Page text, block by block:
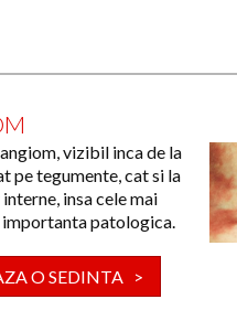
vizibil inca de la
pe tegumente, cat si la
insa cele mai
importanta patologica.
O SEDINTA >